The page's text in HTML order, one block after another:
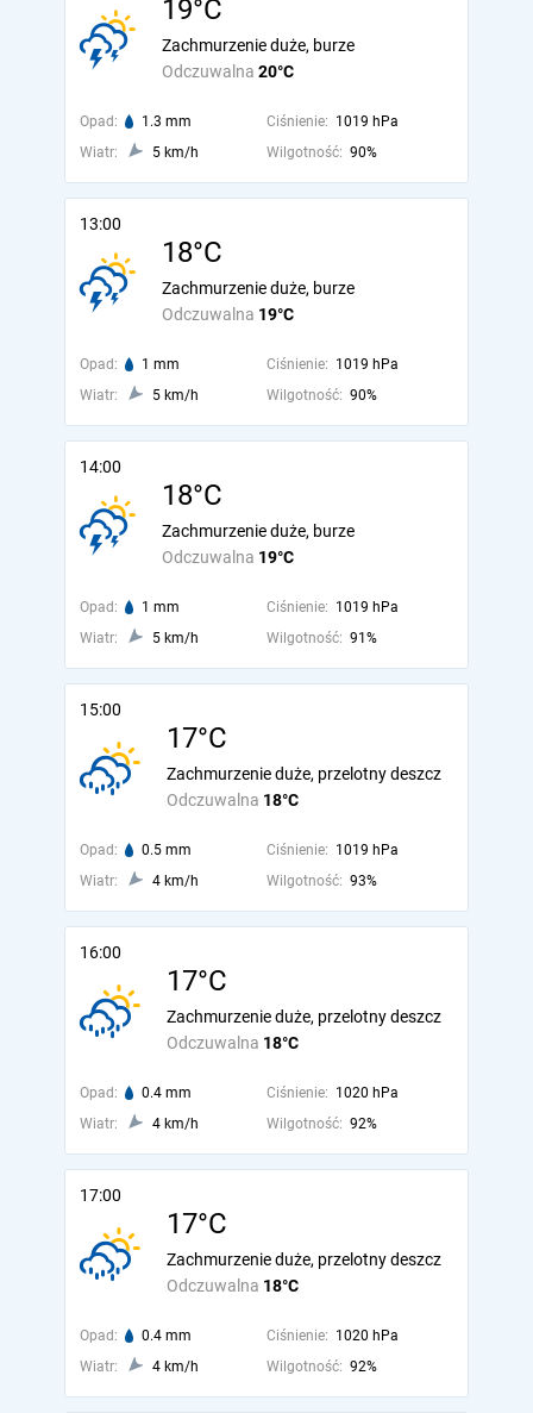
19°C
Odczuwalna 20°C
Zachmurzenie duże, burze
Opad: 1.3 mm Ciśnienie: 1019 hPa
Wiatr:
5 km/h Wilgotność: 90%
13:00
18°C
Odczuwalna 19°C
Zachmurzenie duże, burze
Opad: 1 mm Ciśnienie: 1019 hPa
Wiatr:
5 km/h Wilgotność: 90%
14:00
18°C
Odczuwalna 19°C
Zachmurzenie duże, burze
Opad: 1 mm Ciśnienie: 1019 hPa
Wiatr:
5 km/h Wilgotność: 91%
15:00
17°C
Odczuwalna 18°C
Zachmurzenie duże, przelotny deszcz
Opad: 0.5 mm Ciśnienie: 1019 hPa
Wiatr:
4 km/h Wilgotność: 93%
16:00
17°C
Odczuwalna 18°C
Zachmurzenie duże, przelotny deszcz
Opad: 0.4 mm Ciśnienie: 1020 hPa
Wiatr:
4 km/h Wilgotność: 92%
17:00
17°C
Odczuwalna 18°C
Zachmurzenie duże, przelotny deszcz
Opad: 0.4 mm Ciśnienie: 1020 hPa
Wiatr:
4 km/h Wilgotność: 92%